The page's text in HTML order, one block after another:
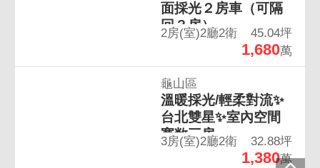
面採光２房車（可隔
回３房）
2房(室)2廳2衛 45.04坪
1,680萬
龜山區
溫暖採光/輕柔對流✨
台北雙星✨室內空間
寬敞三房
3房(室)2廳2衛 32.88坪
1,380萬